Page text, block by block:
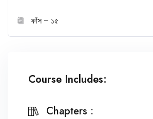
ফাঁস – ১৫
Course Includes:
Chapters :